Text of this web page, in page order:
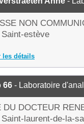
NON
Saint-estève
les détails
66 - Laboratoire
DU DOCTEUR
Saint-laurent-de-la-